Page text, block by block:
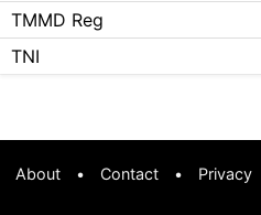
TMMD Reg
TNI
About • Contact • Privacy